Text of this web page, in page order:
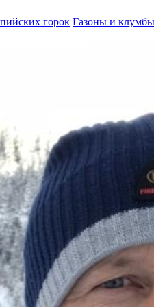
горок Газоны и клумбы